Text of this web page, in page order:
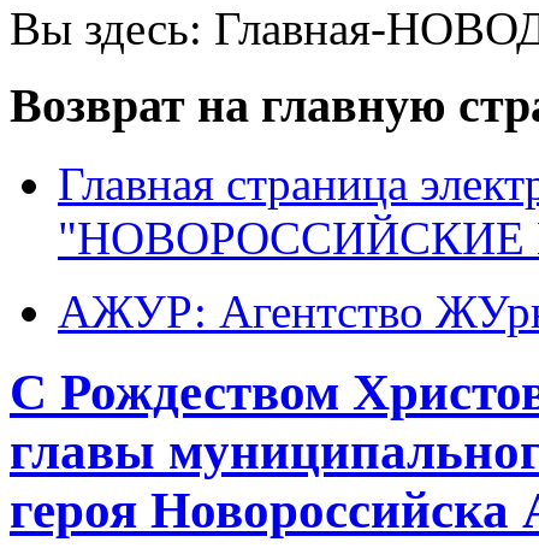
Вы здесь: Главная-
Возврат на главную
Главная страница
"НОВОРОССИЙСКИЕ
АЖУР: Агентство
С Рождеством
главы
героя